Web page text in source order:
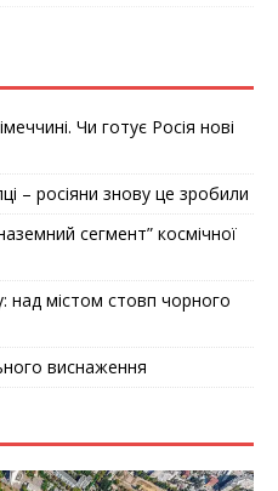
Чи готує Росія нові
– росіяни знову це зробили
сегмент” космічної
над містом стовп чорного
виснаження